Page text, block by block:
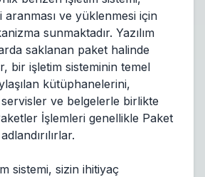
aranması ve yüklenmesi için
sunmaktadır. Yazılım
saklanan paket halinde
bir işletim sisteminin temel
kütüphanelerini,
servisler ve belgelerle birlikte
İşlemleri genellikle Paket
sistemi, sizin ihitiyaç